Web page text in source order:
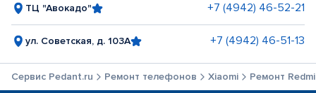
ТЦ "Авокадо" +7 (4942) 46-52-21
ул. Советская, д. 103А +7 (4942) 46-51-13
Сервис Pedant.ru Ремонт телефонов Xiaomi Ремонт